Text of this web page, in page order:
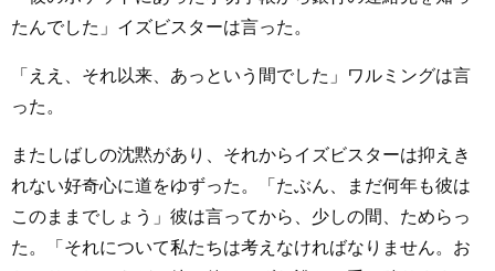
たんでした」イズビスターは言った。
「ええ、それ以来、あっという間でした」ワルミングは言
った。
またしばしの沈黙があり、それからイズビスターは抑えき
れない好奇心に道をゆずった。「たぶん、まだ何年も彼は
このままでしょう」彼は言ってから、少しの間、ためらっ
た。「それについて私たちは考えなければなりません。お